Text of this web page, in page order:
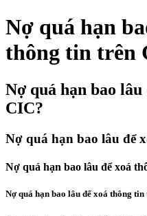
Nợ quá hạn
thông tin trên
Nợ quá hạn bao
CIC?
Nợ quá hạn bao lâu để
Nợ quá hạn bao lâu để xoá
Nợ quá hạn bao lâu để xoá thông